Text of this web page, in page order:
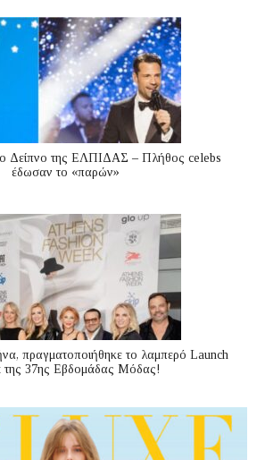
Δείπνο της ΕΛΠΙΔΑΣ – Πλήθος celebs
έδωσαν το «παρών»
πραγματοποιήθηκε το λαμπερό Launch
της 37ης Εβδομάδας Μόδας!